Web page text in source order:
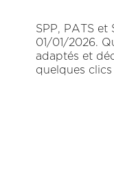
SPP, PATS
01/01/2026.
adaptés et
quelques clics
Soins